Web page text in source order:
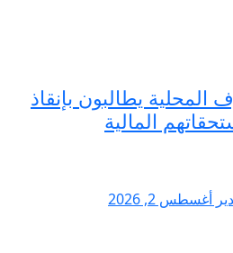
المحلية يطالبون بإنقاذ
المالية
أغسطس 2, 2026